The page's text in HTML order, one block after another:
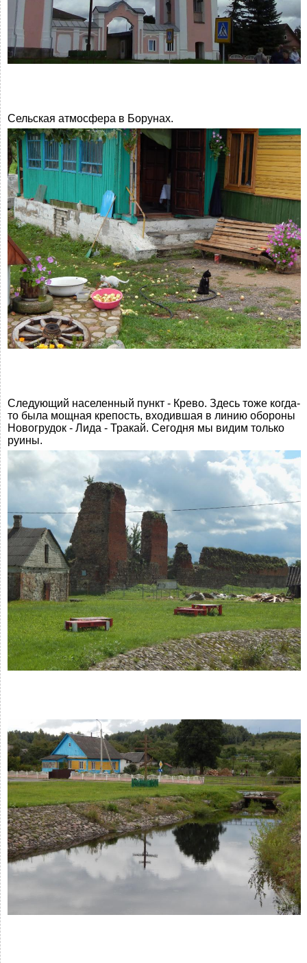
Сельская атмосфера в Борунах.
Следующий населенный пункт - Крево. Здесь тоже когда-
то была мощная крепость, входившая в линию обороны
Новогрудок - Лида - Тракай. Сегодня мы видим только
руины.